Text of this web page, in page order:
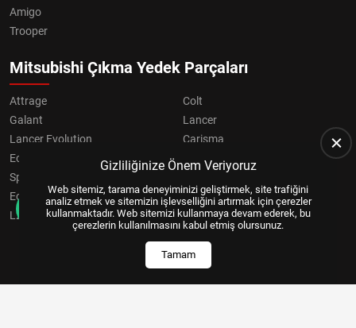
Amigo
Trooper
Mitsubishi Çıkma Yedek Parçaları
Attrage
Colt
Galant
Lancer
Lancer Evolution
Carisma
Eclipse
Grandis
Space Star
Eclipse Cross
OUTLANDER
L200
Pajero
Gizliliğinize Önem Veriyoruz
Web sitemiz, tarama deneyiminizi geliştirmek, site trafiğini
analiz etmek ve sitemizin işlevselliğini artırmak için çerezler
kullanmaktadır. Web sitemizi kullanmaya devam ederek, bu
çerezlerin kullanılmasını kabul etmiş olursunuz.
Tamam